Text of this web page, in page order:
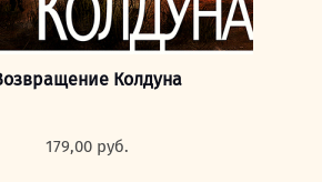
Колдуна
179,00 руб.